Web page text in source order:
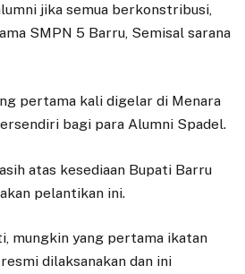
jika semua berkonstribusi,
SMPN 5 Barru, Semisal sarana
pertama kali digelar di Menara
bagi para Alumni Spadel.
atas kesediaan Bupati Barru
pelantikan ini.
mungkin yang pertama ikatan
dilaksanakan dan ini